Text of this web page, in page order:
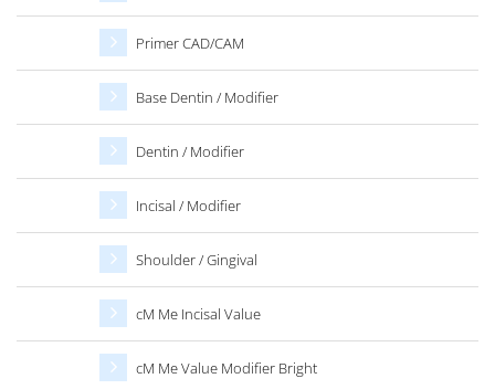
Primer CAD/CAM
Base Dentin / Modifier
Dentin / Modifier
Incisal / Modifier
Shoulder / Gingival
cM Me Incisal Value
cM Me Value Modifier Bright